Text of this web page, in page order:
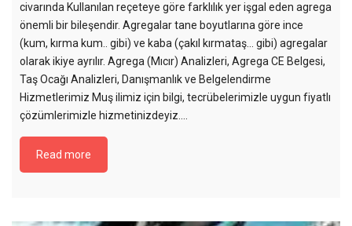
civarında Kullanılan reçeteye göre farklılık yer işgal eden agrega
önemli bir bileşendir. Agregalar tane boyutlarına göre ince
(kum, kırma kum.. gibi) ve kaba (çakıl kırmataş… gibi) agregalar
olarak ikiye ayrılır. Agrega (Mıcır) Analizleri, Agrega CE Belgesi,
Taş Ocağı Analizleri, Danışmanlık ve Belgelendirme
Hizmetlerimiz Muş ilimiz için bilgi, tecrübelerimizle uygun fiyatlı
çözümlerimizle hizmetinizdeyiz....
Read more